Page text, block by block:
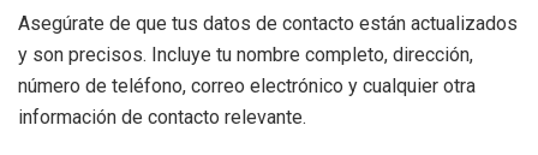
Asegúrate de que tus datos de contacto están actualizados
y son precisos. Incluye tu nombre completo, dirección,
número de teléfono, correo electrónico y cualquier otra
información de contacto relevante.